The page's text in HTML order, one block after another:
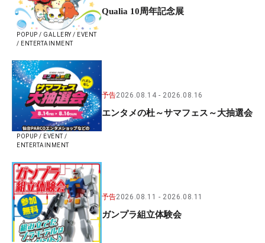
POPUP / GALLERY / EVENT
/ ENTERTAINMENT
Qualia 10周年記念展
POPUP / EVENT /
ENTERTAINMENT
予告2026.08.14 2026.08.16
エンタメの杜～サマフェス～大抽選会
予告2026.08.11 2026.08.11
ガンプラ組立体験会